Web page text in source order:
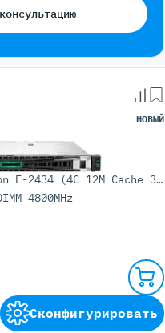
НОВЫЙ
1x Intel Xeon E-2434 (4C 12M Cache 3.40 GHz)
4800MHz
Сконфигурировать